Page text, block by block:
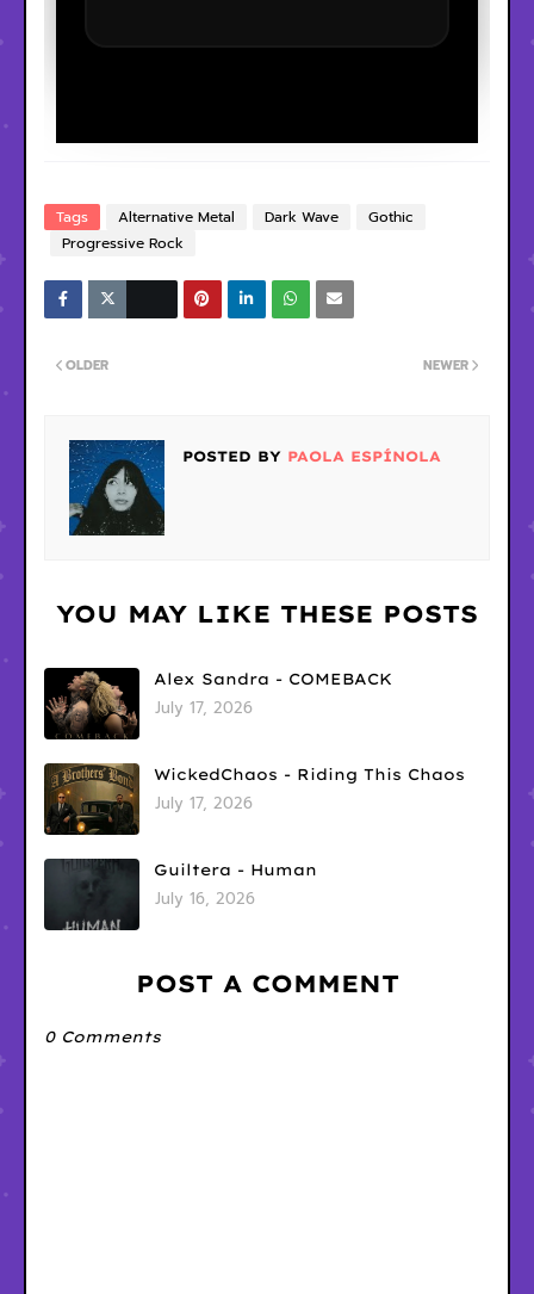
Tags Alternative Metal Dark Wave
Gothic
Progressive Rock
NEWER
OLDER
POSTED BY PAOLA ESPÍNOLA
YOU MAY LIKE THESE POSTS
Alex Sandra - COMEBACK
July 17, 2026
WickedChaos - Riding This Chaos
July 17, 2026
Guiltera - Human
July 16, 2026
POST A COMMENT
0 Comments